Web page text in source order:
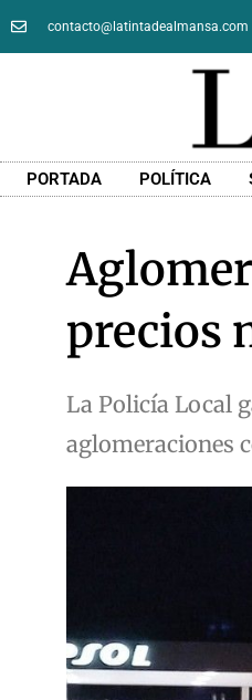
contacto@latintadealmansa.com
PORTADA POLÍTICA
precios
La Policía Local
aglomeraciones